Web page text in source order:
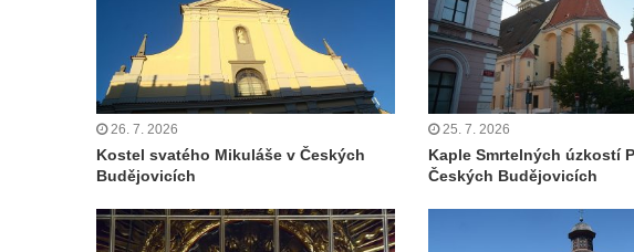
Křížová cesta Římov – IV. kaple – Pustá ves
Křížová cesta Římov – III. kaple – Stádní
Křížová cesta Římov – II. kaple – Poslední
večeře Páně
Křížová cesta Římov – I. kaple – Loučení
Márnice na hřbitově v Římově
26. 7. 2026
Kostel svatého Mikuláše v Českých
Budějovicích
25. 7. 2026
Kaple Smrtelných úzkostí
Českých Budějovicích